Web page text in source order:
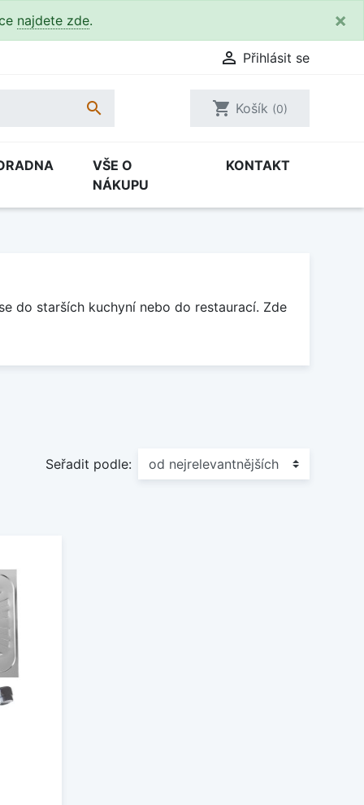
najdete zde. ×
 Přihlásit se
 shopping_cart Košík (0)
VŠE O
NÁKUPU
KONTAKT
do starších kuchyní nebo do restaurací. Zde
Seřadit podle: